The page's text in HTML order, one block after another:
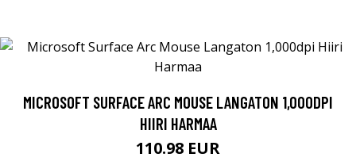
MICROSOFT SURFACE ARC MOUSE LANGATON 1,000DPI
HIIRI HARMAA
110.98 EUR